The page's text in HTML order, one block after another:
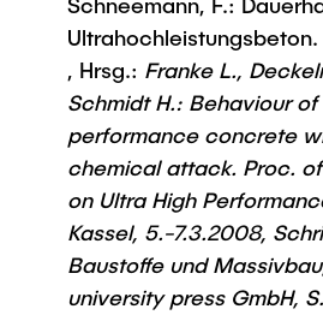
Ultrahochleistungsbeton.
, Hrsg.: Franke L.,
Schmidt H.: Behaviour
performance concrete
chemical attack. Proc.
on Ultra High
Kassel, 5.-7.3.2008,
Baustoffe und
university press GmbH,